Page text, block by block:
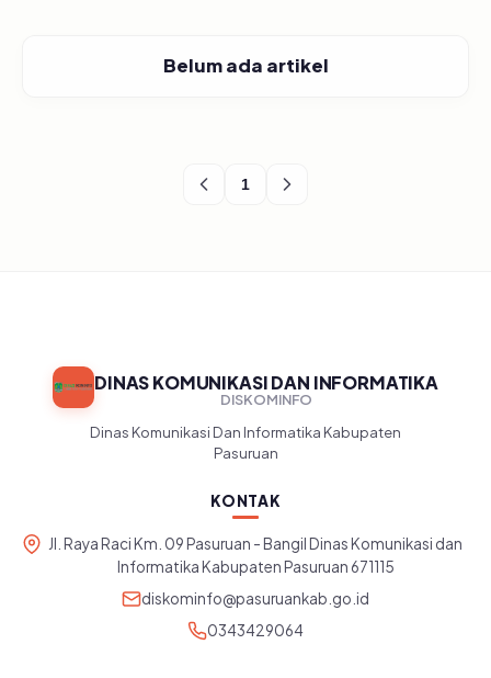
Belum ada artikel
1
DINAS KOMUNIKASI DAN INFORMATIKA
DISKOMINFO
Dinas Komunikasi Dan Informatika Kabupaten
Pasuruan
KONTAK
Jl. Raya Raci Km. 09 Pasuruan - Bangil Dinas Komunikasi dan
Informatika Kabupaten Pasuruan 671115
diskominfo@pasuruankab.go.id
0343429064